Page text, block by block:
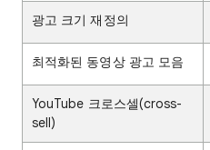
광고 크기 재정의
최적화된 동영상 광고 모음
YouTube 크로스셀(cross-
sell)